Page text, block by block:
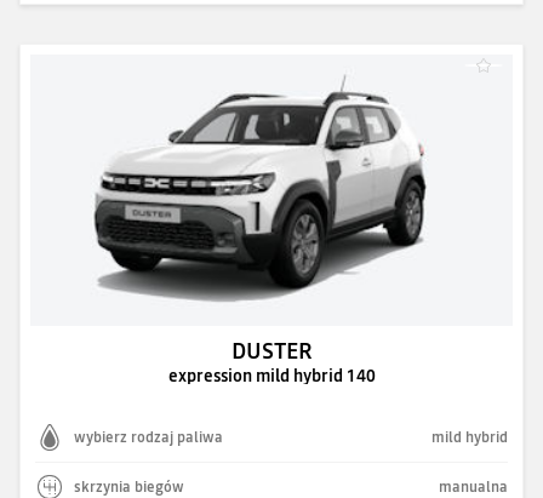
DUSTER
expression mild hybrid 140
wybierz rodzaj paliwa mild hybrid
skrzynia biegów manualna